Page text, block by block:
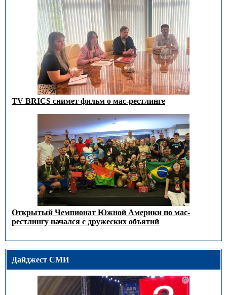
TV BRICS снимет фильм о мас-рестлинге
Открытый Чемпионат Южной Америки по мас-
рестлингу начался с дружеских объятий
Дайджест СМИ